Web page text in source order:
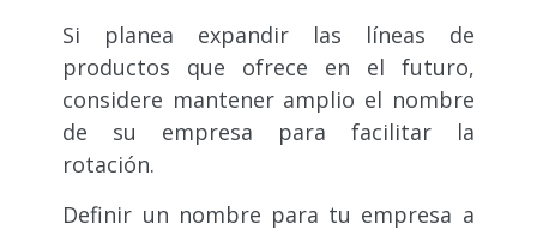
Si planea expandir las líneas de
productos que ofrece en el futuro,
considere mantener amplio el nombre
de su empresa para facilitar la
rotación.
Definir un nombre para tu empresa a